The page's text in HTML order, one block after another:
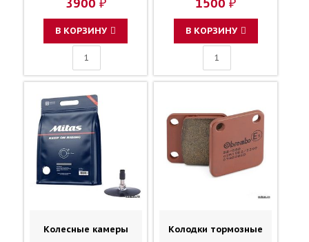
3900 ₽
В КОРЗИНУ
1500 ₽
В КОРЗИНУ
Колесные камеры Колодки тормозные